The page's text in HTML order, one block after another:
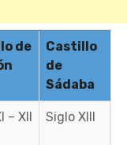
de
Castillo
de
Sádaba
– XII Siglo XIII